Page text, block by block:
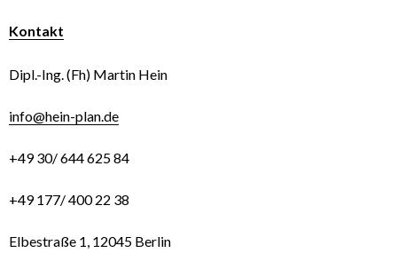
Kontakt
Dipl.-Ing. (Fh) Martin Hein
info@hein-plan.de
+49 30/ 644 625 84
+49 177/ 400 22 38
Elbestraße 1, 12045 Berlin